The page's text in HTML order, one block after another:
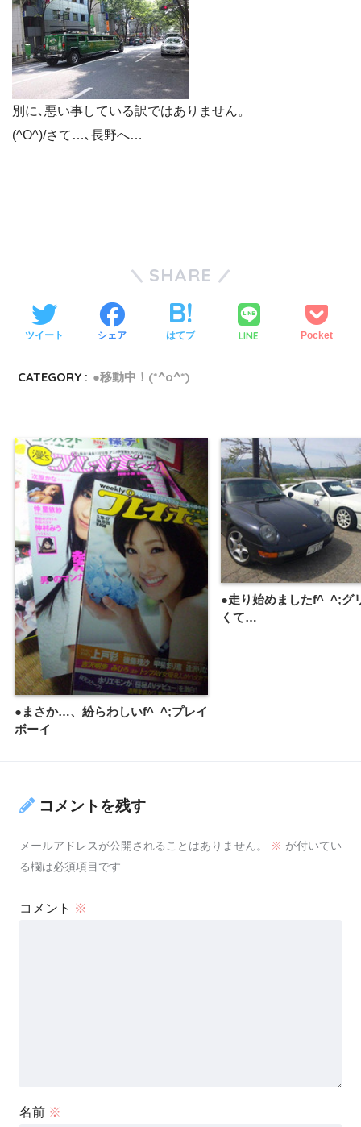
別に､悪い事している訳ではありません。
(^O^)/さて…､長野へ…
SHARE
ツイート シェア はてブ LINE Pocket
CATEGORY : ●移動中！(*^o^*)
●まさか…、紛らわしいf^_^;プレイ
ボーイ
●走り始めましたf^_^;グ
くて…
コメントを残す
メールアドレスが公開されることはありません。 ※ が付いてい
る欄は必須項目です
コメント ※
名前 ※